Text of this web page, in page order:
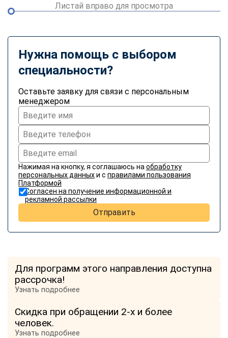
Листай вправо для просмотра
Нужна помощь с выбором
специальности?
Оставьте заявку для связи с персональным
менеджером
Нажимая на кнопку, я соглашаюсь на обработку
персональных данныхи с правилами пользования
Платформой
Согласен на получение информационной и
рекламной рассылки
Отправить
Для программ этого направления доступна
рассрочка!
Узнать подробнее
Скидка при обращении 2-х и более
человек.
Узнать подробнее